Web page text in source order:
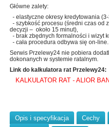
Główne zalety:
- elastyczne okresy kredytowania
- szybkość procesu (średni czas od
decyzji – około 15 minut),
- brak zbędnych formalności i wizyt
- cała procedura odbywa się on-line.
Serwis Przelewy24 nie pobiera
dokonanych w systemie ratalnym.
Link do kalkulatora rat Przelewy24:
KALKULATOR RAT - ALIOR
Opis i specyfikacja Cechy